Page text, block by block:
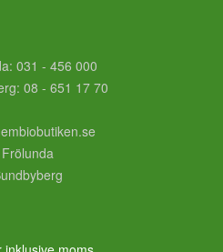
031 - 456 000
08 - 651 17 70
Frölunda